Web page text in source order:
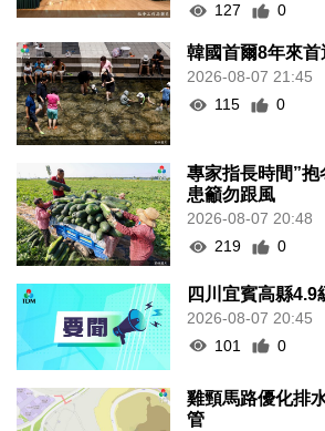
127
0
韓國首爾8年來首
2026-08-07 21:45
115
0
專家指長時間”
患籲勿跟風
2026-08-07 20:48
219
0
四川宜賓高縣
2026-08-07 20:45
101
0
雞頸馬路優化排
管